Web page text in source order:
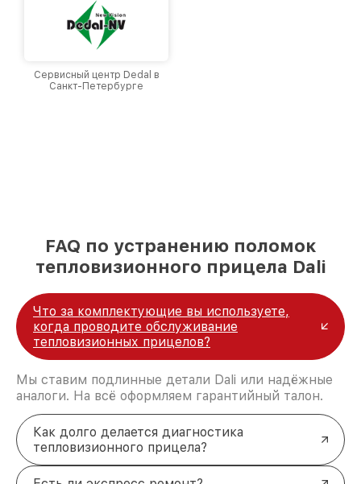
Сервисный центр Dedal в
Санкт-Петербурге
FAQ по устранению поломок
тепловизионного прицела Dali
Что за комплектующие вы используете,
когда проводите обслуживание
тепловизионных прицелов?
Мы ставим подлинные детали Dali или надёжные
аналоги. На всё оформляем гарантийный талон.
Как долго делается диагностика
тепловизионного прицела?